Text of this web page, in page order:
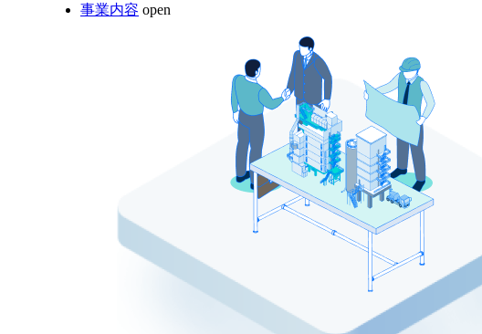
事業内容 open